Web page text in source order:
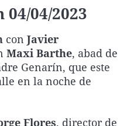
Julia en la onda
Radioestadio
Radioestadio noche
El colegio invisible
Expedientes del más
Invisibles
Prohibido morirse
Esto no ha pasado
Baleares
Cataluña
Comunidad de Madrid
Comunitat Valenciana
Tenis
Salud
Ciencia y Tecnología
Gastronomía
Medio ambiente
04/04/2023
con Javier
Maxi Barthe, abad de
Genarín, que este
en la noche de
Flores, director de